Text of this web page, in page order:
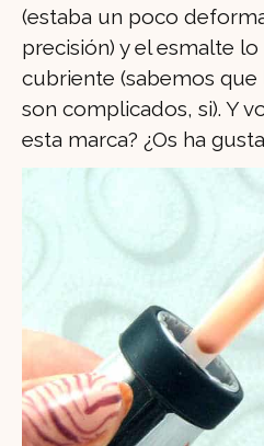
(estaba un poco
precisión) y el esmalte
cubriente (sabemos
son complicados, si). Y
esta marca? ¿Os ha